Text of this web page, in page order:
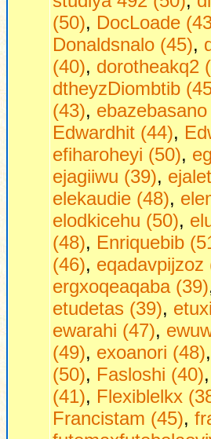
(50), DocLoade
Donaldsnalo (45),
(40), dorotheakq2
dtheyzDiombtib
(43),
Edwardhit (44),
efiharoheyi (50),
ejagiiwu (39),
elekaudie (48),
elodkicehu (50),
(48), Enriquebib
(46), eqadavpijzoz
ergxoqeaqaba (39)
etudetas (39),
ewarahi (47),
(49), exoanori (48),
(50), Fasloshi (40),
(41), Flexiblelkx
Francistam (45),